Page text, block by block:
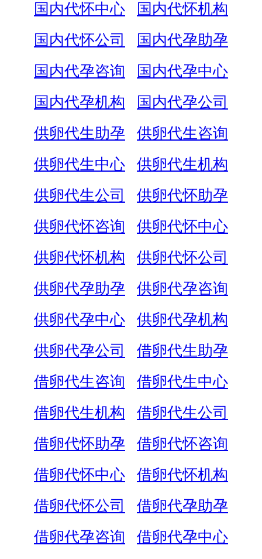
国内代怀中心
国内代怀机构
国内代怀公司
国内代孕助孕
国内代孕咨询
国内代孕中心
国内代孕机构
国内代孕公司
供卵代生助孕
供卵代生咨询
供卵代生中心
供卵代生机构
供卵代生公司
供卵代怀助孕
供卵代怀咨询
供卵代怀中心
供卵代怀机构
供卵代怀公司
供卵代孕助孕
供卵代孕咨询
供卵代孕中心
供卵代孕机构
供卵代孕公司
借卵代生助孕
借卵代生咨询
借卵代生中心
借卵代生机构
借卵代生公司
借卵代怀助孕
借卵代怀咨询
借卵代怀中心
借卵代怀机构
借卵代怀公司
借卵代孕助孕
借卵代孕咨询
借卵代孕中心